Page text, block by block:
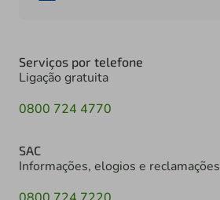
Serviços por telefone
Ligação gratuita
0800 724 4770
SAC
Informações, elogios e reclamações